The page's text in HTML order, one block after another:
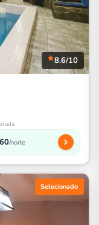
8.6/10
/noite
Selecionado